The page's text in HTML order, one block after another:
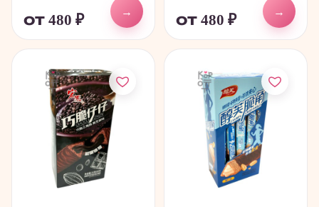
от 480 ₽
→
от 480 ₽
→